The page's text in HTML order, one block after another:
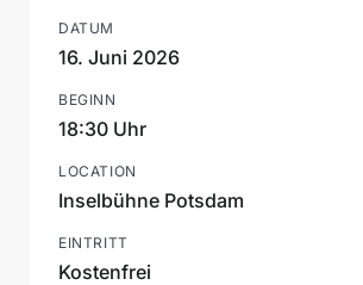
DATUM
16. Juni 2026
BEGINN
18:30 Uhr
LOCATION
Inselbühne Potsdam
EINTRITT
Kostenfrei